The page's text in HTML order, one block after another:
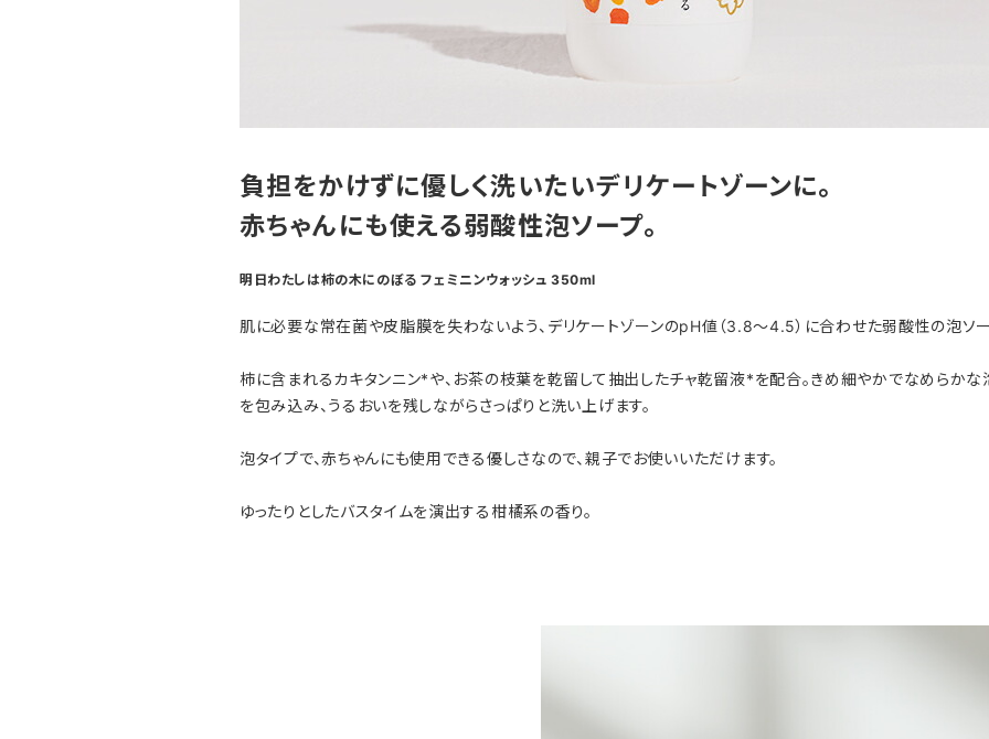
負担をかけずに優しく洗いたいデリケートゾーンに。
赤ちゃんにも使える弱酸性泡ソープ。
明日わたしは柿の木にのぼる フェミニンウォッシュ 350ml
肌に必要な常在菌や皮脂膜を失わないよう、デリケートゾーンのpH値（3.8〜4.5）に合わせた弱酸性の泡ソー
柿に含まれるカキタンニン*や、お茶の枝葉を乾留して抽出したチャ乾留液*を配合。きめ細やかでなめらかな
を包み込み、うるおいを残しながらさっぱりと洗い上げます。
泡タイプで、赤ちゃんにも使用できる優しさなので、親子でお使いいただけます。
ゆったりとしたバスタイムを演出する柑橘系の香り。